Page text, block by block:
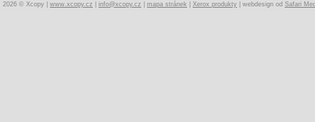
2026 © Xcopy | www.xcopy.cz info@xcopy.cz mapa stránek Xerox produkty | webdesign od Safari